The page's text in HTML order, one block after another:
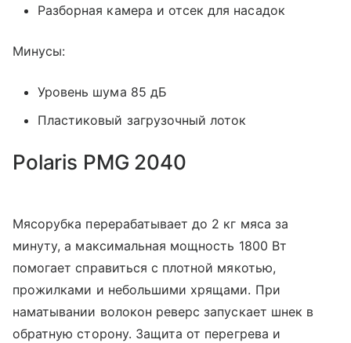
Разборная камера и отсек для насадок
Минусы:
Уровень шума 85 дБ
Пластиковый загрузочный лоток
Polaris PMG 2040
Мясорубка перерабатывает до 2 кг мяса за
минуту, а максимальная мощность 1800 Вт
помогает справиться с плотной мякотью,
прожилками и небольшими хрящами. При
наматывании волокон реверс запускает шнек в
обратную сторону. Защита от перегрева и